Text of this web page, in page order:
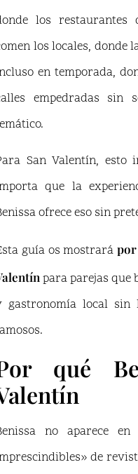
los restaurantes
los locales, donde
en temporada,
empedradas sin
San Valentín, esto
que la
ofrece eso sin
guía os mostrarápor
para parejas que
gastronomía local sin
qué
no aparece
de